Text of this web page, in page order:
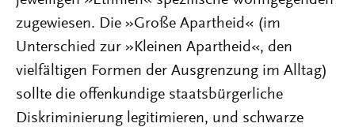
zugewiesen. Die »Große Apartheid« (im
Unterschied zur »Kleinen Apartheid«, den
vielfältigen Formen der Ausgrenzung im Alltag)
sollte die offenkundige staatsbürgerliche
Diskriminierung legitimieren, und schwarze